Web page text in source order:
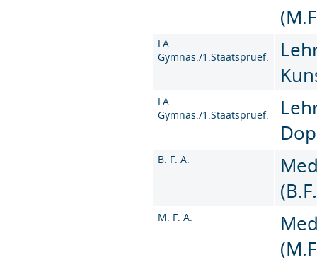
LA
Gymnas./1.Staatspruef.
LA
Gymnas./1.Staatspruef.
B. F. A.
M. F. A.